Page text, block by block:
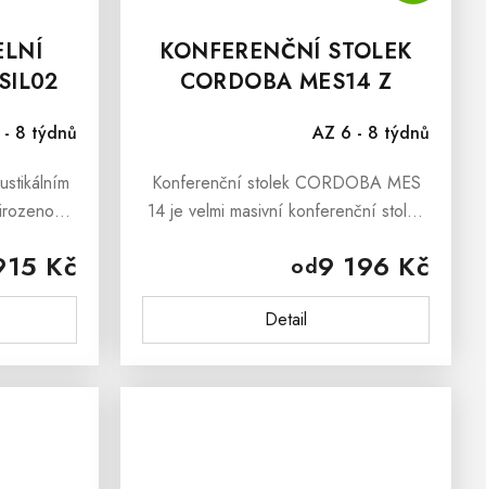
8 týdnů
Kč
svému
hodí
KONFERENČNÍ STOLEK
CORDOBA MES14 Z
AZ 6 - 8 týdnů
od9 196 Kč
Detail
Konferenční stolek CORDOBA MES
14 je velmi masivní konferenční stolek
který přinese Vaším interiérům teplé
tony a originální design....